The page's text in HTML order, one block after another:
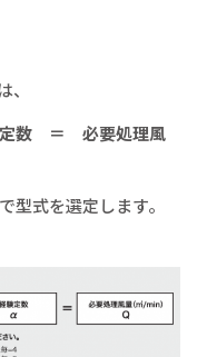
数 ＝ 必要処理風
型式を選定します。